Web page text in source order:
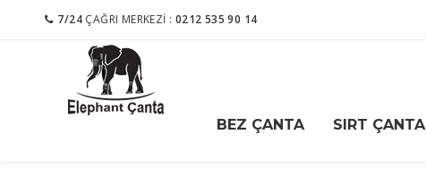
7/24 ÇAĞRI MERKEZI : 0212 535 90 14
BEZ ÇANTA SIRT ÇANTA